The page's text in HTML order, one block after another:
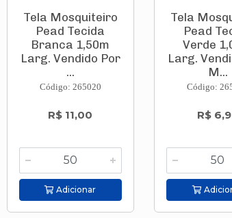
Tela Mosquiteiro
Pead Tecida
Branca 1,50m
Larg. Vendido Por
...
Código: 265020
R$ 11,00
Adicionar
Tela
Pead
Verde
Larg.
M...
Código:
R$